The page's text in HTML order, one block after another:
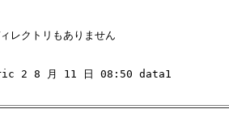
クトリもありません
2 8 月 11 日 08:50 data1